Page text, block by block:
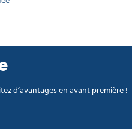
d’avantages en avant première !